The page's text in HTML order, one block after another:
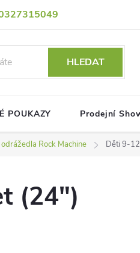
osobních údajů
HLEDAT
POUKAZY Prodejní
Rock Machine Děti 9-
(24")